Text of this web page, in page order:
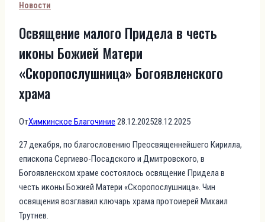
Новости
Освящение малого Придела в честь
иконы Божией Матери
«Скоропослушница» Богоявленского
храма
ОтХимкинское Благочиние 28.12.202528.12.2025
27 декабря, по благословению Преосвященнейшего Кирилла,
епископа Сергиево-Посадского и Дмитровского, в
Богоявленском храме состоялось освящение Придела в
честь иконы Божией Матери «Скоропослушница». Чин
освящения возглавил ключарь храма протоиерей Михаил
Трутнев.